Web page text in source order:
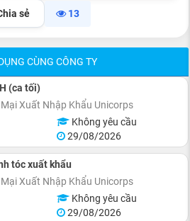
sẻ 13
CÙNG CÔNG TY
(ca tối)
Xuất Nhập Khẩu Unicorps
Không yêu cầu
29/08/2026
tóc xuất khẩu
Xuất Nhập Khẩu Unicorps
Không yêu cầu
29/08/2026